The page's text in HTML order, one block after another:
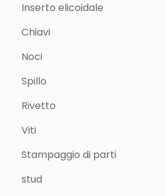
Inserto elicoidale
Chiavi
Noci
Spillo
Rivetto
Viti
Stampaggio di parti
stud